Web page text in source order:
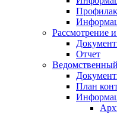
Рассмотрение
Отчет
План